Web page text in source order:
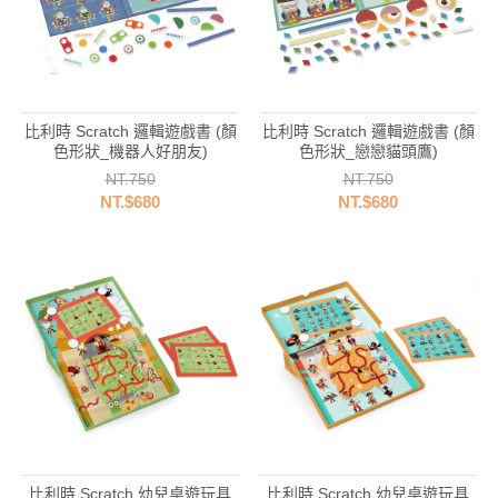
比利時 Scratch 邏輯遊戲書 (顏
色形狀_機器人好朋友)
NT.750
NT.$680
比利時 Scratch 邏輯遊戲書 (顏
色形狀_戀戀貓頭鷹)
NT.750
NT.$680
比利時 Scratch 幼兒桌遊玩具 比利時 Scratch 幼兒桌遊玩具